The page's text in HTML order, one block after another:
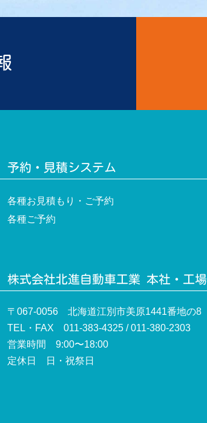
予約・見積システム
各種お見積もり・ご予約
各種ご予約
株式会社北進自動車工業 本社・工場
〒067-0056 北海道江別市美原1441番地の8
TEL・FAX 011-383-4325 / 011-380-2303
営業時間 9:00〜18:00
定休日 日・祝祭日